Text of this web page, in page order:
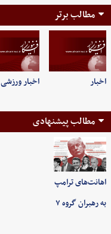
مطالب برتر
اخبار اخبار ورزشی
مطالب پیشنهادی
اهانت‌های ترامپ
به رهبران گروه ۷